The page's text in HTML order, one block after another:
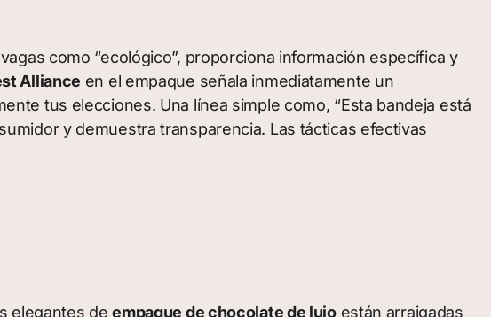
como “ecológico”, proporciona información específica y
Alliance en el empaque señala inmediatamente un
tus elecciones. Una línea simple como, “Esta bandeja está
y demuestra transparencia. Las tácticas efectivas
elegantes deempaque de chocolate de lujoestán arraigadas